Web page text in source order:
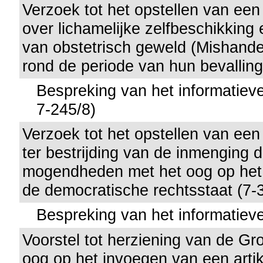
Verzoek tot het opstellen van
over lichamelijke zelfbeschikking
van obstetrisch geweld
rond de periode van hun
Bespreking van het
7-245/8)
Verzoek tot het opstellen van
ter bestrijding van de inmenging
mogendheden met het oog op
de democratische rechtsstaat (7-
Bespreking van het
Voorstel tot herziening van de
oog op het invoegen van een